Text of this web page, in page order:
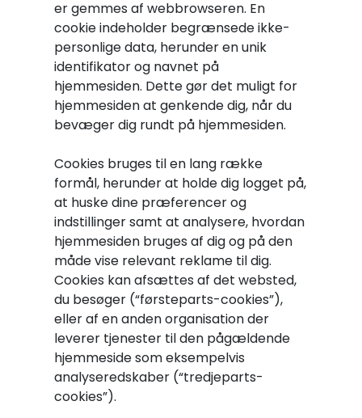
er gemmes af webbrowseren. En
cookie indeholder begrænsede ikke-
personlige data, herunder en unik
identifikator og navnet på
hjemmesiden. Dette gør det muligt for
hjemmesiden at genkende dig, når du
bevæger dig rundt på hjemmesiden.
Cookies bruges til en lang række
formål, herunder at holde dig logget på,
at huske dine præferencer og
indstillinger samt at analysere, hvordan
hjemmesiden bruges af dig og på den
måde vise relevant reklame til dig.
Cookies kan afsættes af det websted,
du besøger (“førsteparts-cookies”),
eller af en anden organisation der
leverer tjenester til den pågældende
hjemmeside som eksempelvis
analyseredskaber (“tredjeparts-
cookies”).